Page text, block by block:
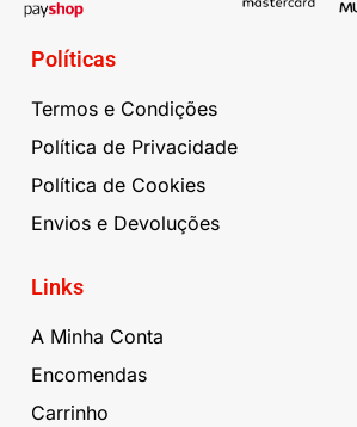
Políticas
Termos e Condições
Política de Privacidade
Política de Cookies
Envios e Devoluções
Links
A Minha Conta
Encomendas
Carrinho